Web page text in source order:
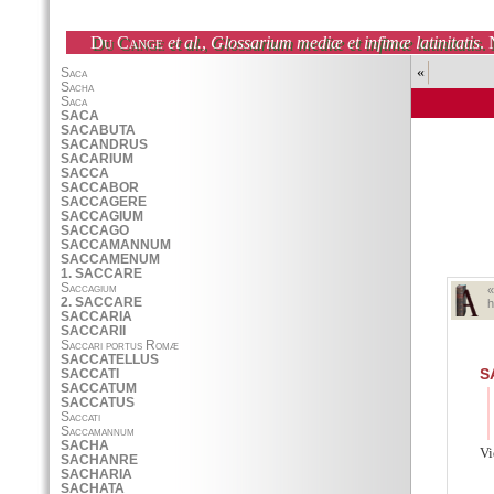
Du Cange et al., Glossarium mediæ et infimæ latinitatis.
«